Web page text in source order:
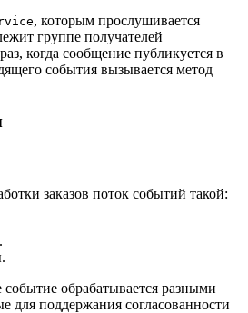
, которым прослушивается
группе получателей
когда сообщение публикуется в
события вызывается метод
заказов поток событий такой:
обрабатывается разными
для поддержания согласованности